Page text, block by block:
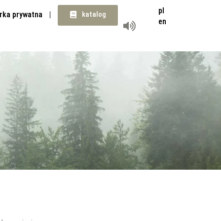
prywatna katalog
pl
en